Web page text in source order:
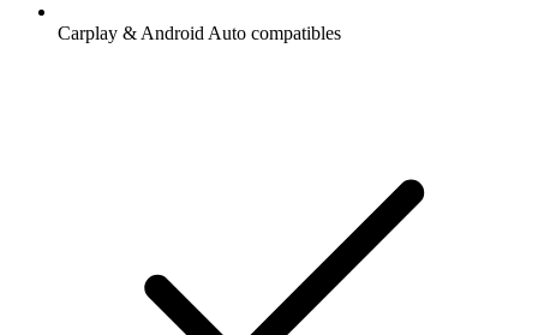
Carplay & Android Auto compatibles